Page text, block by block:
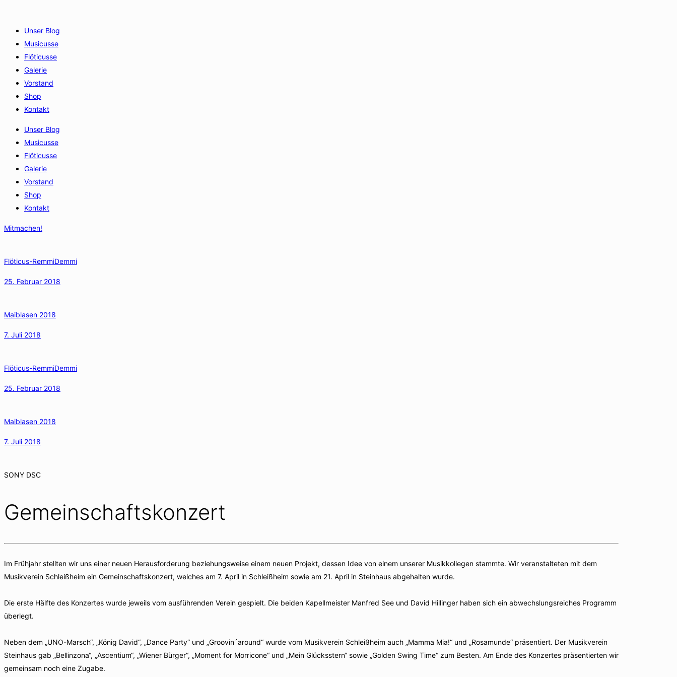
Unser Blog
Musicusse
Flöticusse
Galerie
Vorstand
Shop
Kontakt
Unser Blog
Musicusse
Flöticusse
Galerie
Vorstand
Shop
Kontakt
Mitmachen!
Flöticus-RemmiDemmi
25. Februar 2018
Maiblasen 2018
7. Juli 2018
Flöticus-RemmiDemmi
25. Februar 2018
Maiblasen 2018
7. Juli 2018
SONY DSC
Gemeinschaftskonzert
Im Frühjahr stellten wir uns einer neuen Herausforderung beziehungsweise einem neuen Projekt, dessen Idee von einem unserer Musikkollegen stammte. Wir veranstalteten mit dem
Musikverein Schleißheim ein Gemeinschaftskonzert, welches am 7. April in Schleißheim sowie am 21. April in Steinhaus abgehalten wurde.
Die erste Hälfte des Konzertes wurde jeweils vom ausführenden Verein gespielt. Die beiden Kapellmeister Manfred See und David Hillinger haben sich ein abwechslungsreiches Programm
überlegt.
Neben dem „UNO-Marsch“, „König David“, „Dance Party“ und „Groovin´around“ wurde vom Musikverein Schleißheim auch „Mamma Mia!“ und „Rosamunde“ präsentiert. Der Musikverein
Steinhaus gab „Bellinzona“, „Ascentium“, „Wiener Bürger“, „Moment for Morricone“ und „Mein Glücksstern“ sowie „Golden Swing Time“ zum Besten. Am Ende des Konzertes präsentierten wir
gemeinsam noch eine Zugabe.